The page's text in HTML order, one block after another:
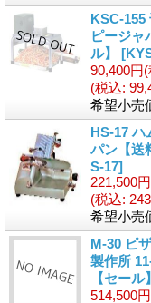
KSC-155
ピージャ
ル】 [
90,400円
(税込:
希望小売
HS-17 ハ
パン【送
S-17]
221,500円
(税込:
希望小売
M-30 ピ
製作所
【セール
514,500円